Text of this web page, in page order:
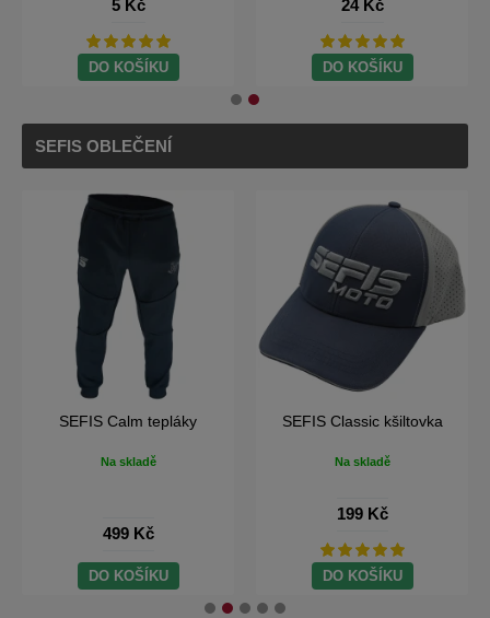
5 Kč
DO KOŠÍKU
24 Kč
DO KOŠÍKU
SEFIS OBLEČENÍ
SEFIS Calm tepláky
Na skladě
499 Kč
DO KOŠÍKU
SEFIS Classic kšiltovka
Na skladě
199 Kč
DO KOŠÍKU